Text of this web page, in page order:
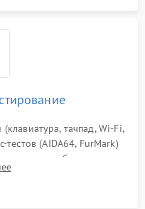
тачпад, Wi-Fi,
тестов (AIDA64, FurMark)
и стабильности
нагрузкой.